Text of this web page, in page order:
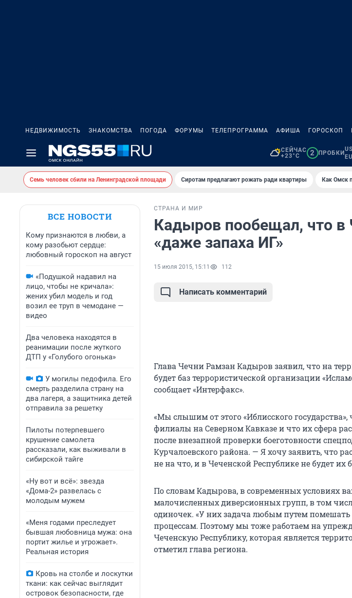
НЕДВИЖИМОСТЬ ЗНАКОМСТВА ПОГОДА ФОРУМЫ ТЕЛЕПРОГРАММА АФИША ГОРОСКОП
СЕЙЧАС
+23°C
2 ПРОБКИ
Семь человек сбили на Ленинградской площади Сиротам предлагают рожать ради квартиры Как Омск
ВСЕ НОВОСТИ
Кому признаются в любви, а
кому разобьют сердце:
любовный гороскоп на август
«Подушкой надавил на
лицо, чтобы не кричала»:
жених убил модель и год
возил ее труп в чемодане —
видео
Два человека находятся в
реанимации после жуткого
ДТП у «Голубого огонька»
У могилы педофила. Его
смерть разделила страну на
два лагеря, а защитника детей
отправила за решетку
Пилоты потерпевшего
крушение самолета
рассказали, как выживали в
сибирской тайге
«Ну вот и всё»: звезда
«Дома-2» развелась с
молодым мужем
«Меня годами преследует
бывшая любовница мужа: она
портит жилье и угрожает».
Реальная история
Кровь на столбе и лоскутки
ткани: как сейчас выглядит
островок безопасности, где
СТРАНА И МИР
Кадыров пообещал, что в
«даже запаха ИГ»
15 июля 2015, 15:11 112
Написать комментарий
Глава Чечни Рамзан Кадыров заявил, что на
будет баз террористической организации
сообщает «Интерфакс».
«Мы слышим от этого «Иблисского
филиалы на Северном Кавказе и что их сфера
после внезапной проверки боеготовности
Курчалоевского района. — Я хочу заявить, что
не на что, и в Чеченской Республике не будет их
По словам Кадырова, в современных условиях
малочисленных диверсионных групп, в том
одиночек. «У них задача любым путем
процессам. Поэтому мы тоже работаем на
Чеченскую Республику, которая является
отметил глава региона.